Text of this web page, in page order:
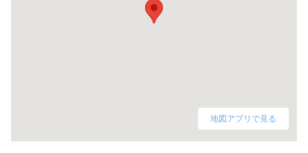
地図アプリで見る